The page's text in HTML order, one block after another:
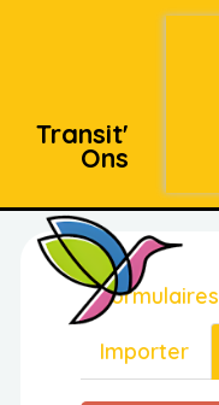
Transit'
Ons
Formulaires
Importer